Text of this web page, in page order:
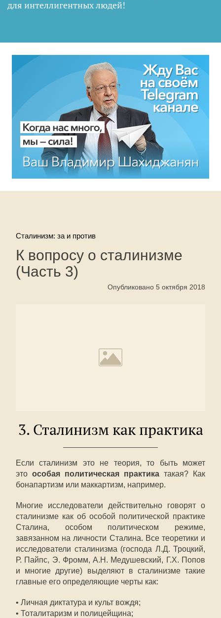
для интеллигентных людей!
Сталинизм: за и против
К вопросу о сталинизме
(Часть 3)
Опубликовано 5 октября 2018
3. Сталинизм как практика
Если сталинизм это не теория, то быть может
это особая политическая практика такая? Как
бонапартизм или маккартизм, например.
Многие исследователи действительно говорят о
сталинизме как об особой политической практике
Сталина, особом политическом режиме,
завязанном на личности Сталина. Все теоретики и
исследователи сталинизма (господа Л.Д. Троцкий,
Р. Пайпс, Э. Фромм, А.Н. Медушевский, Г.Х. Попов
и многие другие) выделяют в сталинизме такие
главные его определяющие черты как:
• Личная диктатура и культ вождя;
• Тоталитаризм и полицейщина;